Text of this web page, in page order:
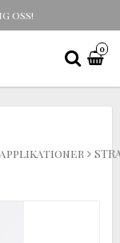
oss!
0